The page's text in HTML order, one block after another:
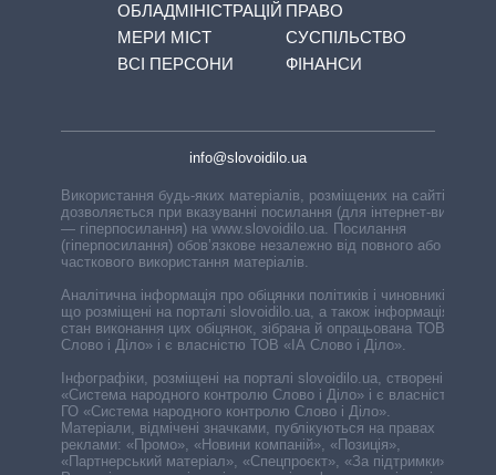
ОБЛАДМІНІСТРАЦІЙ
МЕРИ МІСТ
ВСІ ПЕРСОНИ
ПРАВО
СУСПІЛЬСТВО
ФІНАНСИ
info@slovoidilo.ua
Використання будь-яких матеріалів, розміщених на сайті,
дозволяється при вказуванні посилання (для інтернет-видань
— гіперпосилання) на www.slovoidilo.ua. Посилання
(гіперпосилання) обов’язкове незалежно від повного або
часткового використання матеріалів.
Аналітична інформація про обіцянки політиків і чиновників,
що розміщені на порталі slovoidilo.ua, а також інформація про
стан виконання цих обіцянок, зібрана й опрацьована ТОВ «ІА
Слово і Діло» і є власністю ТОВ «ІА Слово і Діло».
Інфографіки, розміщені на порталі slovoidilo.ua, створені ГО
«Система народного контролю Слово і Діло» і є власністю
ГО «Система народного контролю Слово і Діло».
Матеріали, відмічені значками, публікуються на правах
реклами: «Промо», «Новини компаній», «Позиція»,
«Партнерський матеріал», «Спецпроєкт», «За підтримки».